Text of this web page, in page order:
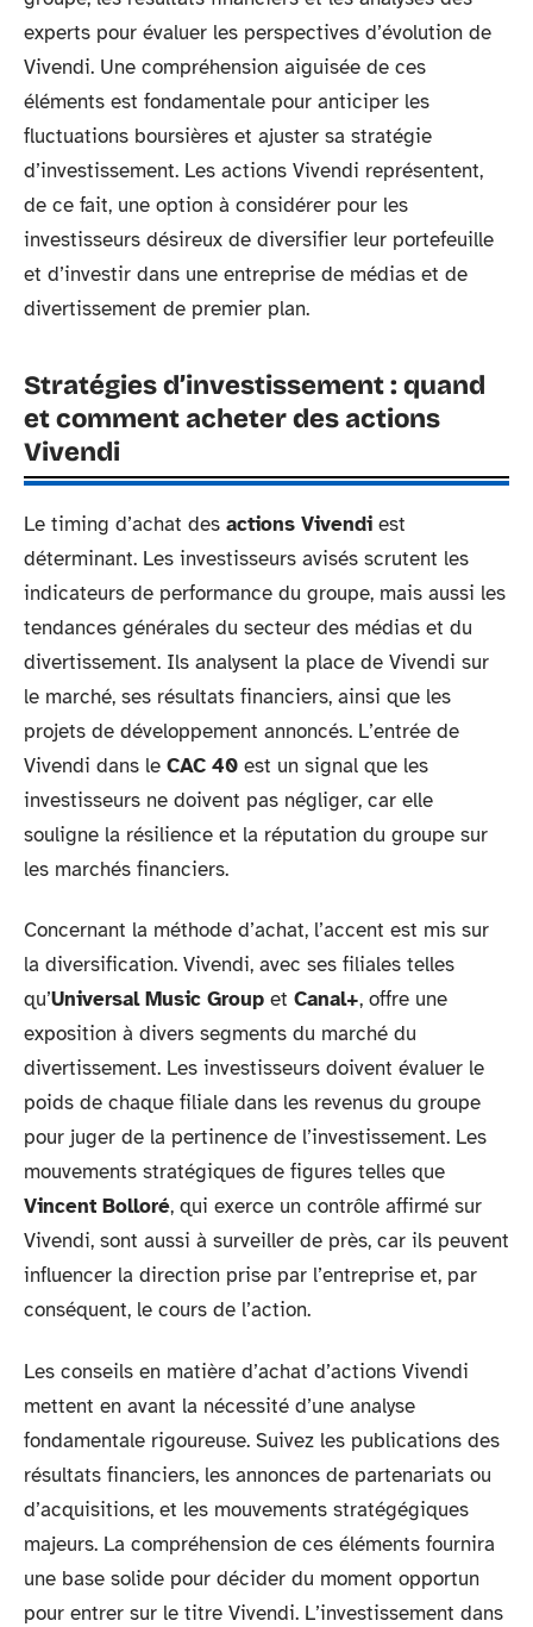
experts pour évaluer les perspectives d’évolution de
Vivendi. Une compréhension aiguisée de ces
éléments est fondamentale pour anticiper les
fluctuations boursières et ajuster sa stratégie
d’investissement. Les actions Vivendi représentent,
de ce fait, une option à considérer pour les
investisseurs désireux de diversifier leur portefeuille
et d’investir dans une entreprise de médias et de
divertissement de premier plan.
Stratégies d’investissement : quand
et comment acheter des actions
Vivendi
Le timing d’achat des actions Vivendi est
déterminant. Les investisseurs avisés scrutent les
indicateurs de performance du groupe, mais aussi les
tendances générales du secteur des médias et du
divertissement. Ils analysent la place de Vivendi sur
le marché, ses résultats financiers, ainsi que les
projets de développement annoncés. L’entrée de
Vivendi dans le CAC 40 est un signal que les
investisseurs ne doivent pas négliger, car elle
souligne la résilience et la réputation du groupe sur
les marchés financiers.
Concernant la méthode d’achat, l’accent est mis sur
la diversification. Vivendi, avec ses filiales telles
qu’Universal Music Group et Canal+, offre une
exposition à divers segments du marché du
divertissement. Les investisseurs doivent évaluer le
poids de chaque filiale dans les revenus du groupe
pour juger de la pertinence de l’investissement. Les
mouvements stratégiques de figures telles que
Vincent Bolloré, qui exerce un contrôle affirmé sur
Vivendi, sont aussi à surveiller de près, car ils peuvent
influencer la direction prise par l’entreprise et, par
conséquent, le cours de l’action.
Les conseils en matière d’achat d’actions Vivendi
mettent en avant la nécessité d’une analyse
fondamentale rigoureuse. Suivez les publications des
résultats financiers, les annonces de partenariats ou
d’acquisitions, et les mouvements stratégégiques
majeurs. La compréhension de ces éléments fournira
une base solide pour décider du moment opportun
pour entrer sur le titre Vivendi. L’investissement dans